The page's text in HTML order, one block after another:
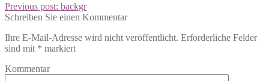
Previous post: backgr
Schreiben Sie einen Kommentar
Ihre E-Mail-Adresse wird nicht veröffentlicht. Erforderliche Felder
sind mit * markiert
Kommentar